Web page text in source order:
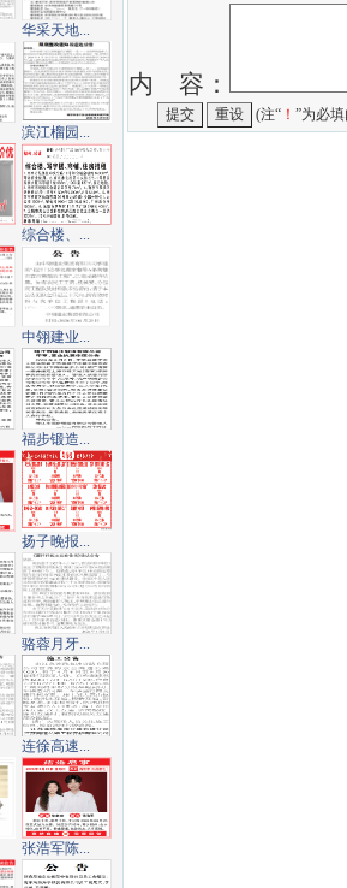
内 容：
(注“ ！ ”为必
华采天地...
滨江榴园...
综合楼、...
中翎建业...
福步锻造...
扬子晚报...
骆蓉月牙...
连徐高速...
张浩军陈...